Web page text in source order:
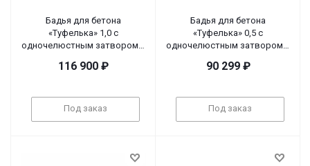
Бадья для бетона
«Туфелька» 1,0 с
одночелюстным затвором и
116 900 ₽
Под заказ
Бадья для бетона
«Туфелька» 0,5 с
одночелюстным затвором и
90 299₽
Под заказ